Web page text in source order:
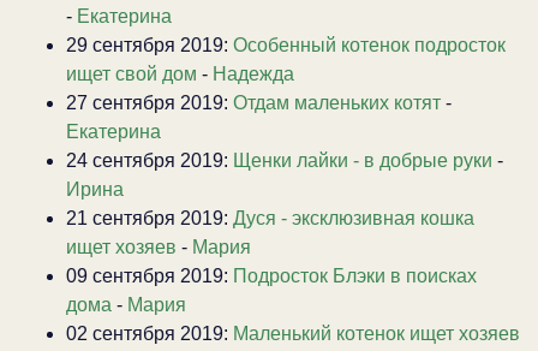
- Екатерина
29 сентября 2019: Особенный котенок подросток
ищет свой дом - Надежда
27 сентября 2019: Отдам маленьких котят -
Екатерина
24 сентября 2019: Щенки лайки - в добрые руки -
Ирина
21 сентября 2019: Дуся - эксклюзивная кошка
ищет хозяев - Мария
09 сентября 2019: Подросток Блэки в поисках
дома - Мария
02 сентября 2019: Маленький котенок ищет хозяев